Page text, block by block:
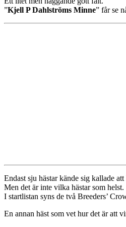
”Kjell P Dahlströms Minne” får se
Endast sju hästar kände sig kallade
Men det är inte vilka hästar som helst.
I startlistan syns de två Breeders’
En annan häst som vet hur det är att